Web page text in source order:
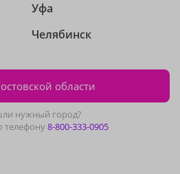
Уфа
Челябинск
области
нужный город?
телефону8-800-333-0905